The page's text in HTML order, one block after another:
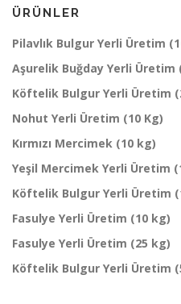
ÜRÜNLER
Pilavlık Bulgur Yerli Üretim
Aşurelik Buğday Yerli Üretim
Köftelik Bulgur Yerli Üretim
Nohut Yerli Üretim (10 Kg)
Kırmızı Mercimek (10 kg)
Yeşil Mercimek Yerli Üretim
Köftelik Bulgur Yerli Üretim
Fasulye Yerli Üretim (10 kg)
Fasulye Yerli Üretim (25 kg)
Köftelik Bulgur Yerli Üretim